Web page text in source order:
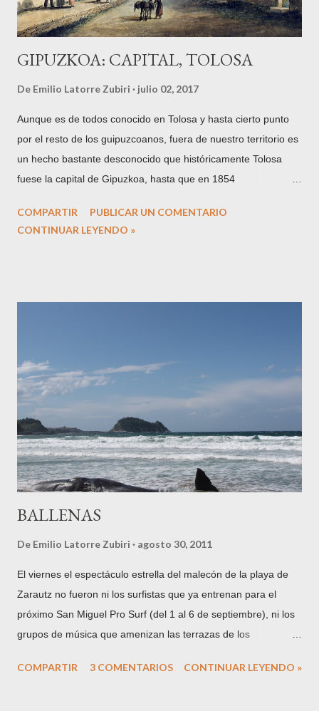
GIPUZKOA: CAPITAL, TOLOSA
De Emilio Latorre Zubiri julio 02, 2017
Aunque es de todos conocido en Tolosa y hasta cierto punto
por el resto de los guipuzcoanos, fuera de nuestro territorio es
un hecho bastante desconocido que históricamente Tolosa
fuese la capital de Gipuzkoa, hasta que en 1854
San Sebastián. Cuando se dice que Tolosa sólo lo fue por un
descriptivo de los pueblos, valles, partidos, alcaldías y uniones
de Guipúzcoa, con un apéndice de las Cartas pueblas y otros
documentos importantes" , impresa en la Imprenta de Pedro
Gurruchaga en Tolosa en 1862, nos dice lo siguiente: "Esta
circunstancia debió influir igualmente en el ...
COMPARTIR
PUBLICAR UN COMENTARIO
CONTINUAR LEYENDO »
BALLENAS
De Emilio Latorre Zubiri agosto 30, 2011
El viernes el espectáculo estrella del malecón de la playa de
Zarautz no fueron ni los surfistas que ya entrenan para el
próximo San Miguel Pro Surf (del 1 al 6 de septiembre), ni los
grupos de música que amenizan las terrazas de los
agosto. En esta ocasión, la gran atracción la constituyó el
COMPARTIR 3 COMENTARIOS CONTINUAR LEYENDO »